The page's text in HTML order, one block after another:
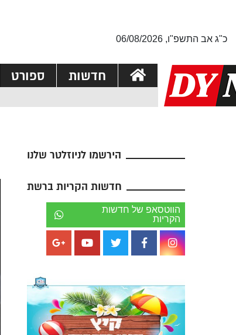
כ"ג אב התשפ"ו, 06/08/2026
חדשות ספורט
הירשמו לניוזלטר שלנו
חדשות הקריות ברשת
הווטסאפ של חדשות
הקריות